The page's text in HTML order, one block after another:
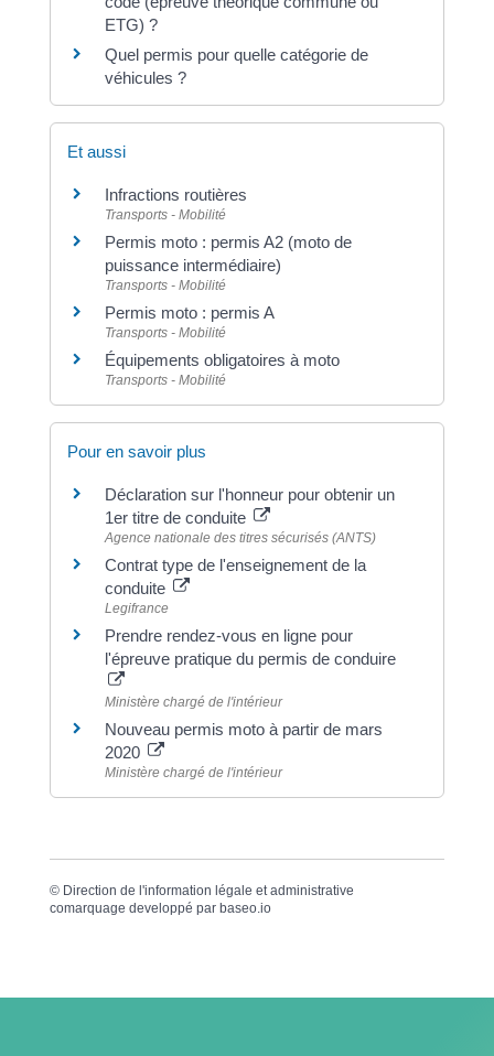
ETG) ?
Quel permis pour quelle catégorie de
véhicules ?
Et aussi
Infractions routières
Transports - Mobilité
Permis moto : permis A2 (moto de
puissance intermédiaire)
Transports - Mobilité
Permis moto : permis A
Transports - Mobilité
Équipements obligatoires à moto
Transports - Mobilité
Pour en savoir plus
Déclaration sur l'honneur pour obtenir un
1er titre de conduite
Agence nationale des titres sécurisés (ANTS)
Contrat type de l'enseignement de la
conduite
Legifrance
Prendre rendez-vous en ligne pour
l'épreuve pratique du permis de conduire
Ministère chargé de l'intérieur
Nouveau permis moto à partir de mars
2020
Ministère chargé de l'intérieur
© Direction de l'information légale et administrative
comarquage developpé par baseo.io